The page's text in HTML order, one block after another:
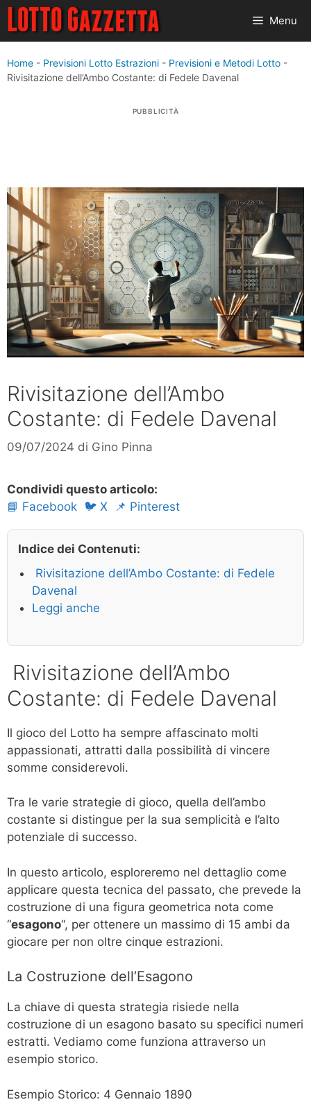
Vai
contenuto
Menu
Home - Previsioni Lotto Estrazioni - Previsioni e Metodi Lotto -
Rivisitazione dell’Ambo Costante: di Fedele Davenal
PUBBLICITÀ
Rivisitazione dell’Ambo
Costante: di Fedele Davenal
09/07/2024 di Gino Pinna
Condividi questo articolo:
📘 Facebook 🐦 X 📌 Pinterest
Indice dei Contenuti:
Rivisitazione dell’Ambo Costante: di Fedele
Davenal
Leggi anche
Rivisitazione dell’Ambo
Costante: di Fedele Davenal
Il gioco del Lotto ha sempre affascinato molti
appassionati, attratti dalla possibilità di vincere
somme considerevoli.
Tra le varie strategie di gioco, quella dell’ambo
costante si distingue per la sua semplicità e l’alto
potenziale di successo.
In questo articolo, esploreremo nel dettaglio come
applicare questa tecnica del passato, che prevede la
costruzione di una figura geometrica nota come
“esagono“, per ottenere un massimo di 15 ambi da
giocare per non oltre cinque estrazioni.
La Costruzione dell’Esagono
La chiave di questa strategia risiede nella
costruzione di un esagono basato su specifici numeri
estratti. Vediamo come funziona attraverso un
esempio storico.
Esempio Storico: 4 Gennaio 1890